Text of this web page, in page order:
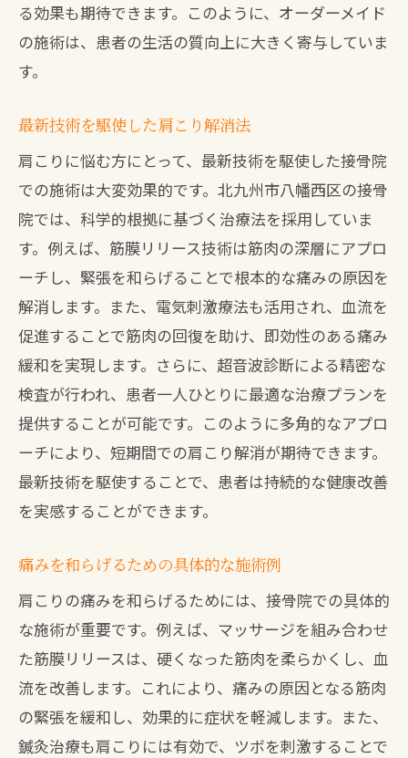
る効果も期待できます。このように、オーダーメイド
の施術は、患者の生活の質向上に大きく寄与していま
す。
最新技術を駆使した肩こり解消法
肩こりに悩む方にとって、最新技術を駆使した接骨院
での施術は大変効果的です。北九州市八幡西区の接骨
院では、科学的根拠に基づく治療法を採用していま
す。例えば、筋膜リリース技術は筋肉の深層にアプロ
ーチし、緊張を和らげることで根本的な痛みの原因を
解消します。また、電気刺激療法も活用され、血流を
促進することで筋肉の回復を助け、即効性のある痛み
緩和を実現します。さらに、超音波診断による精密な
検査が行われ、患者一人ひとりに最適な治療プランを
提供することが可能です。このように多角的なアプロ
ーチにより、短期間での肩こり解消が期待できます。
最新技術を駆使することで、患者は持続的な健康改善
を実感することができます。
痛みを和らげるための具体的な施術例
肩こりの痛みを和らげるためには、接骨院での具体的
な施術が重要です。例えば、マッサージを組み合わせ
た筋膜リリースは、硬くなった筋肉を柔らかくし、血
流を改善します。これにより、痛みの原因となる筋肉
の緊張を緩和し、効果的に症状を軽減します。また、
鍼灸治療も肩こりには有効で、ツボを刺激することで